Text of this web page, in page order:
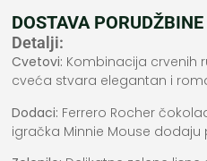
DOSTAVA
Detalji:
Cvetovi: Kombinacija crvenih
cveća stvara elegantan i
Dodaci: Ferrero Rocher
igračka Minnie Mouse